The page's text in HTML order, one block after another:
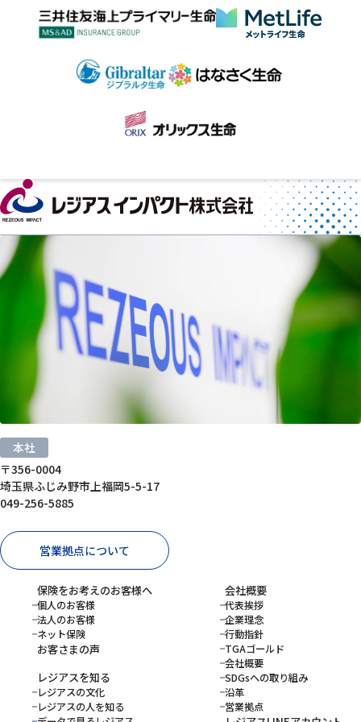
本社
〒356-0004
埼玉県ふじみ野市上福岡5-5-17
049-256-5885
営業拠点について
保険をお考えのお客様へ
個人のお客様
法人のお客様
ネット保険
お客さまの声
レジアスを知る
レジアスの文化
レジアスの人を知る
会社概要
代表挨拶
企業理念
行動指針
TGAゴールド
会社概要
SDGsへの取り組み
沿革
営業拠点